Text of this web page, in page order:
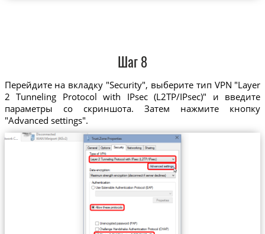
Шаг 8
Перейдите на вкладку "Security", выберите тип VPN "Layer
2 Tunneling Protocol with IPsec (L2TP/IPsec)" и введите
параметры со скриншота. Затем нажмите кнопку
"Advanced settings".